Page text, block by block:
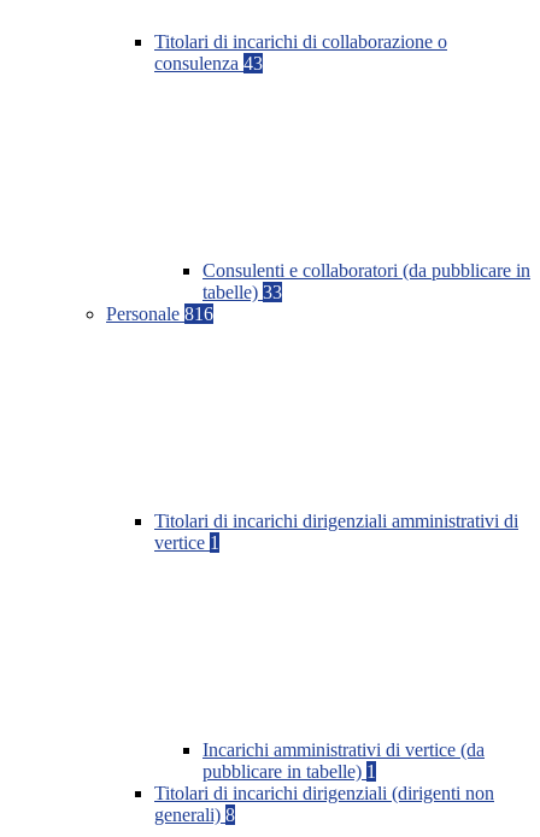
Titolari di incarichi di collaborazione o
consulenza 43
Consulenti e collaboratori (da pubblicare in
tabelle) 33
Personale 816
Titolari di incarichi dirigenziali amministrativi di
vertice 1
Incarichi amministrativi di vertice (da
pubblicare in tabelle) 1
Titolari di incarichi dirigenziali (dirigenti non
generali) 8